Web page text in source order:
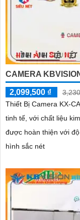
CAMERA
2,099,500 ₫
Thiết Bị Camera KX-
tinh tế, với chất liệu kim
được hoàn thiện với
hình sắc nét